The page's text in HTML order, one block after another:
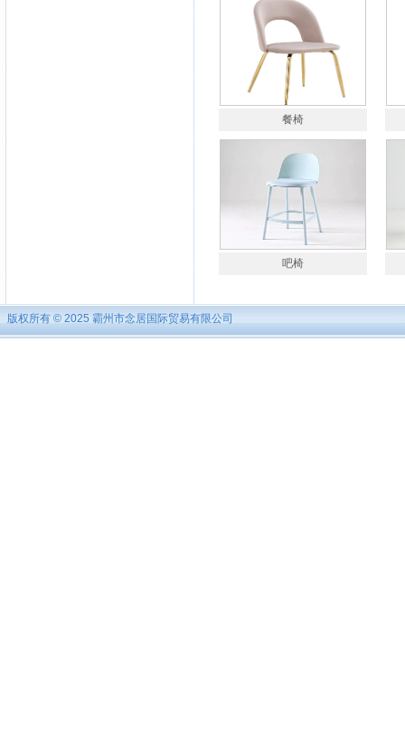
餐椅
吧椅
版权所有 © 2025 霸州市念居国际贸易有限公司